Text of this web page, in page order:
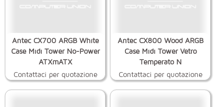
Antec CX700 ARGB White
Case Midi Tower No-Power
ATXmATX
Contattaci per quotazione
Antec CX800 Wood ARGB
Case Midi Tower Vetro
Temperato N
Contattaci per quotazione